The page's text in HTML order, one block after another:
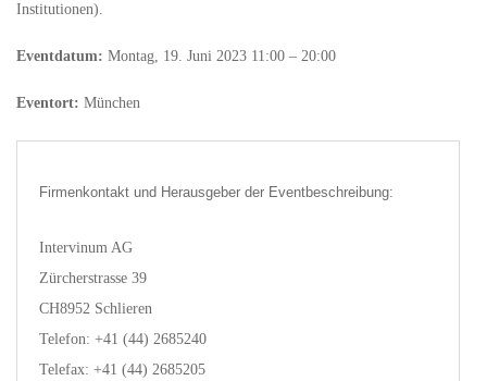
Institutionen).
Eventdatum: Montag, 19. Juni 2023 11:00 – 20:00
Eventort: München
Firmenkontakt und Herausgeber der Eventbeschreibung:
Intervinum AG
Zürcherstrasse 39
CH8952 Schlieren
Telefon: +41 (44) 2685240
Telefax: +41 (44) 2685205